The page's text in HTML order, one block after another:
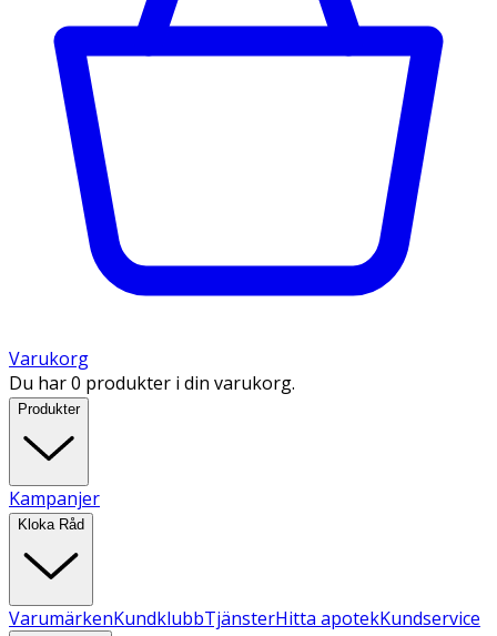
Varukorg
Du har 0 produkter i din varukorg.
Produkter
Kampanjer
Kloka Råd
VarumärkenKundklubbTjänsterHitta apotekKundservice